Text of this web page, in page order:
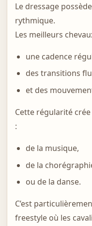
Le dressage
rythmique.
Les meilleurs
une cadence
des transitions
et des
Cette régularité
:
de la musique,
de la
ou de la danse.
C’est
freestyle où les